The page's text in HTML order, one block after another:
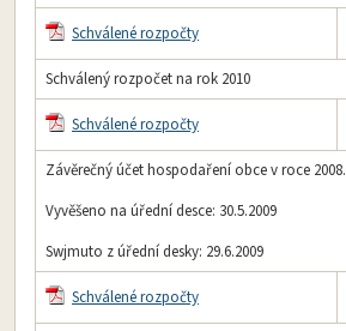
Schválené rozpočty
Schválený rozpočet na rok 2010
Schválené rozpočty
Závěrečný účet hospodaření obce v roce 2008.
Vyvěšeno na úřední desce: 30.5.2009
Swjmuto z úřední desky: 29.6.2009
Schválené rozpočty